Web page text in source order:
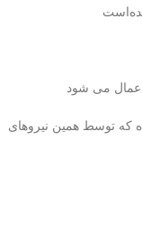
می شود
که توسط همین نیروهای